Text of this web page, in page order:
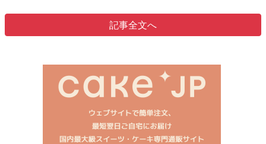
記事全文へ